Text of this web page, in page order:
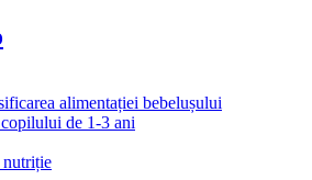
alimentației bebelușului
de 1-3 ani
nutriție